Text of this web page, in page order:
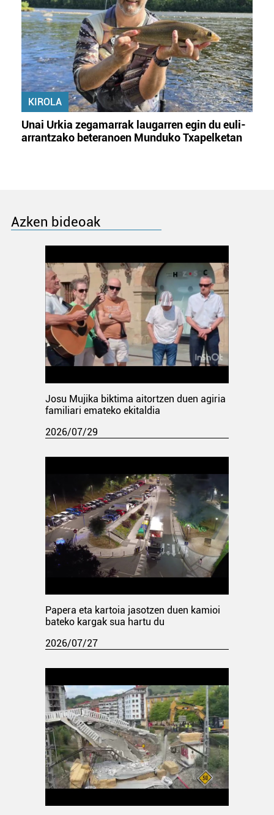
KIROLA
Unai Urkia zegamarrak laugarren egin du euli-
arrantzako beteranoen Munduko Txapelketan
Azken bideoak
Josu Mujika biktima aitortzen duen agiria
familiari emateko ekitaldia
2026/07/29
Papera eta kartoia jasotzen duen kamioi
bateko kargak sua hartu du
2026/07/27